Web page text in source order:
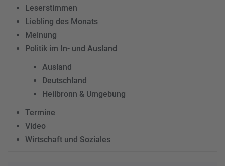
Leserstimmen
Liebling des Monats
Meinung
Politik im In- und Ausland
Ausland
Deutschland
Heilbronn & Umgebung
Termine
Video
Wirtschaft und Soziales